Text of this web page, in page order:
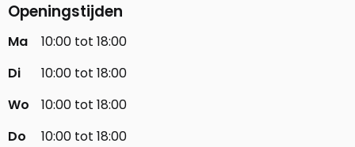
Openingstijden
Ma
10:00 tot 18:00
Di
10:00 tot 18:00
Wo
10:00 tot 18:00
Do
10:00 tot 18:00